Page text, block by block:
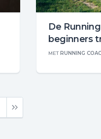
De
beginners
METRUNNING